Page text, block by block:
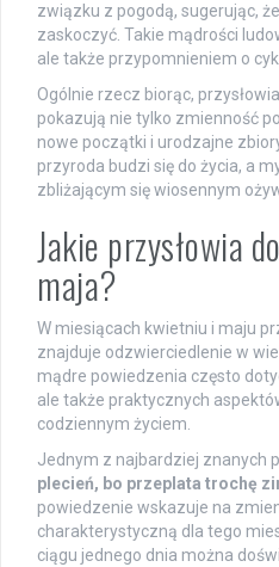
związku z pogodą, sugerując,
zaskoczyć. Takie mądrości
ale także przypomnieniem o
Ogólnie rzecz biorąc,
pokazują nie tylko zmienność
nowe początki i urodzajne
przyroda budzi się do życia, a
zbliżającym się wiosennym
Jakie przysłowia
maja?
W miesiącach kwietniu i maju
znajduje odzwierciedlenie w
mądre powiedzenia często
ale także praktycznych
codziennym życiem.
Jednym z najbardziej znanych
plecień, bo przeplata trochę
powiedzenie wskazuje na
charakterystyczną dla tego
ciągu jednego dnia można